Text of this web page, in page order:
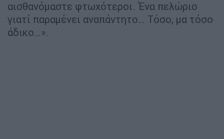
αισθανόμαστε φτωχότεροι. Ένα πελώριο
γιατί παραμένει αναπάντητο… Τόσο, μα τόσο
άδικο…».